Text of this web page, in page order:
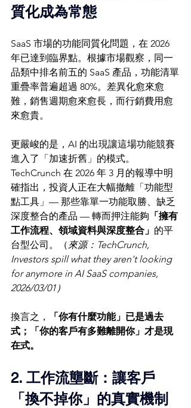
質化成為常態
SaaS 市場的功能同質化問題，在 2026
年已達到臨界點。根據市場觀察，同一
品類中排名前五的 SaaS 產品，功能清單
重疊率普遍超過 80%。差異化愈來愈
難，銷售週期愈來愈長，而行銷費用愈
來愈貴。
更嚴峻的是，AI 的出現讓這場功能競賽
進入了「加速折舊」的模式。
TechCrunch 在 2026 年 3 月的報導中明
確指出，投資人正在大幅撤離「功能型
點工具」— 那些靠單一功能取勝、缺乏
深度整合的產品 — 轉而押注能夠 「擁有
工作流程、領域資料與深度整合」 的平
台型公司。（來源：TechCrunch,
Investors spill what they aren't looking
for anymore in AI SaaS companies,
2026/03/01）
換言之，
「你有什麼功能」已是過去
式；「你的客戶有多難離開你」才是現
在式。
2. 工作流壟斷：讓客戶
「換不掉你」的真實機制